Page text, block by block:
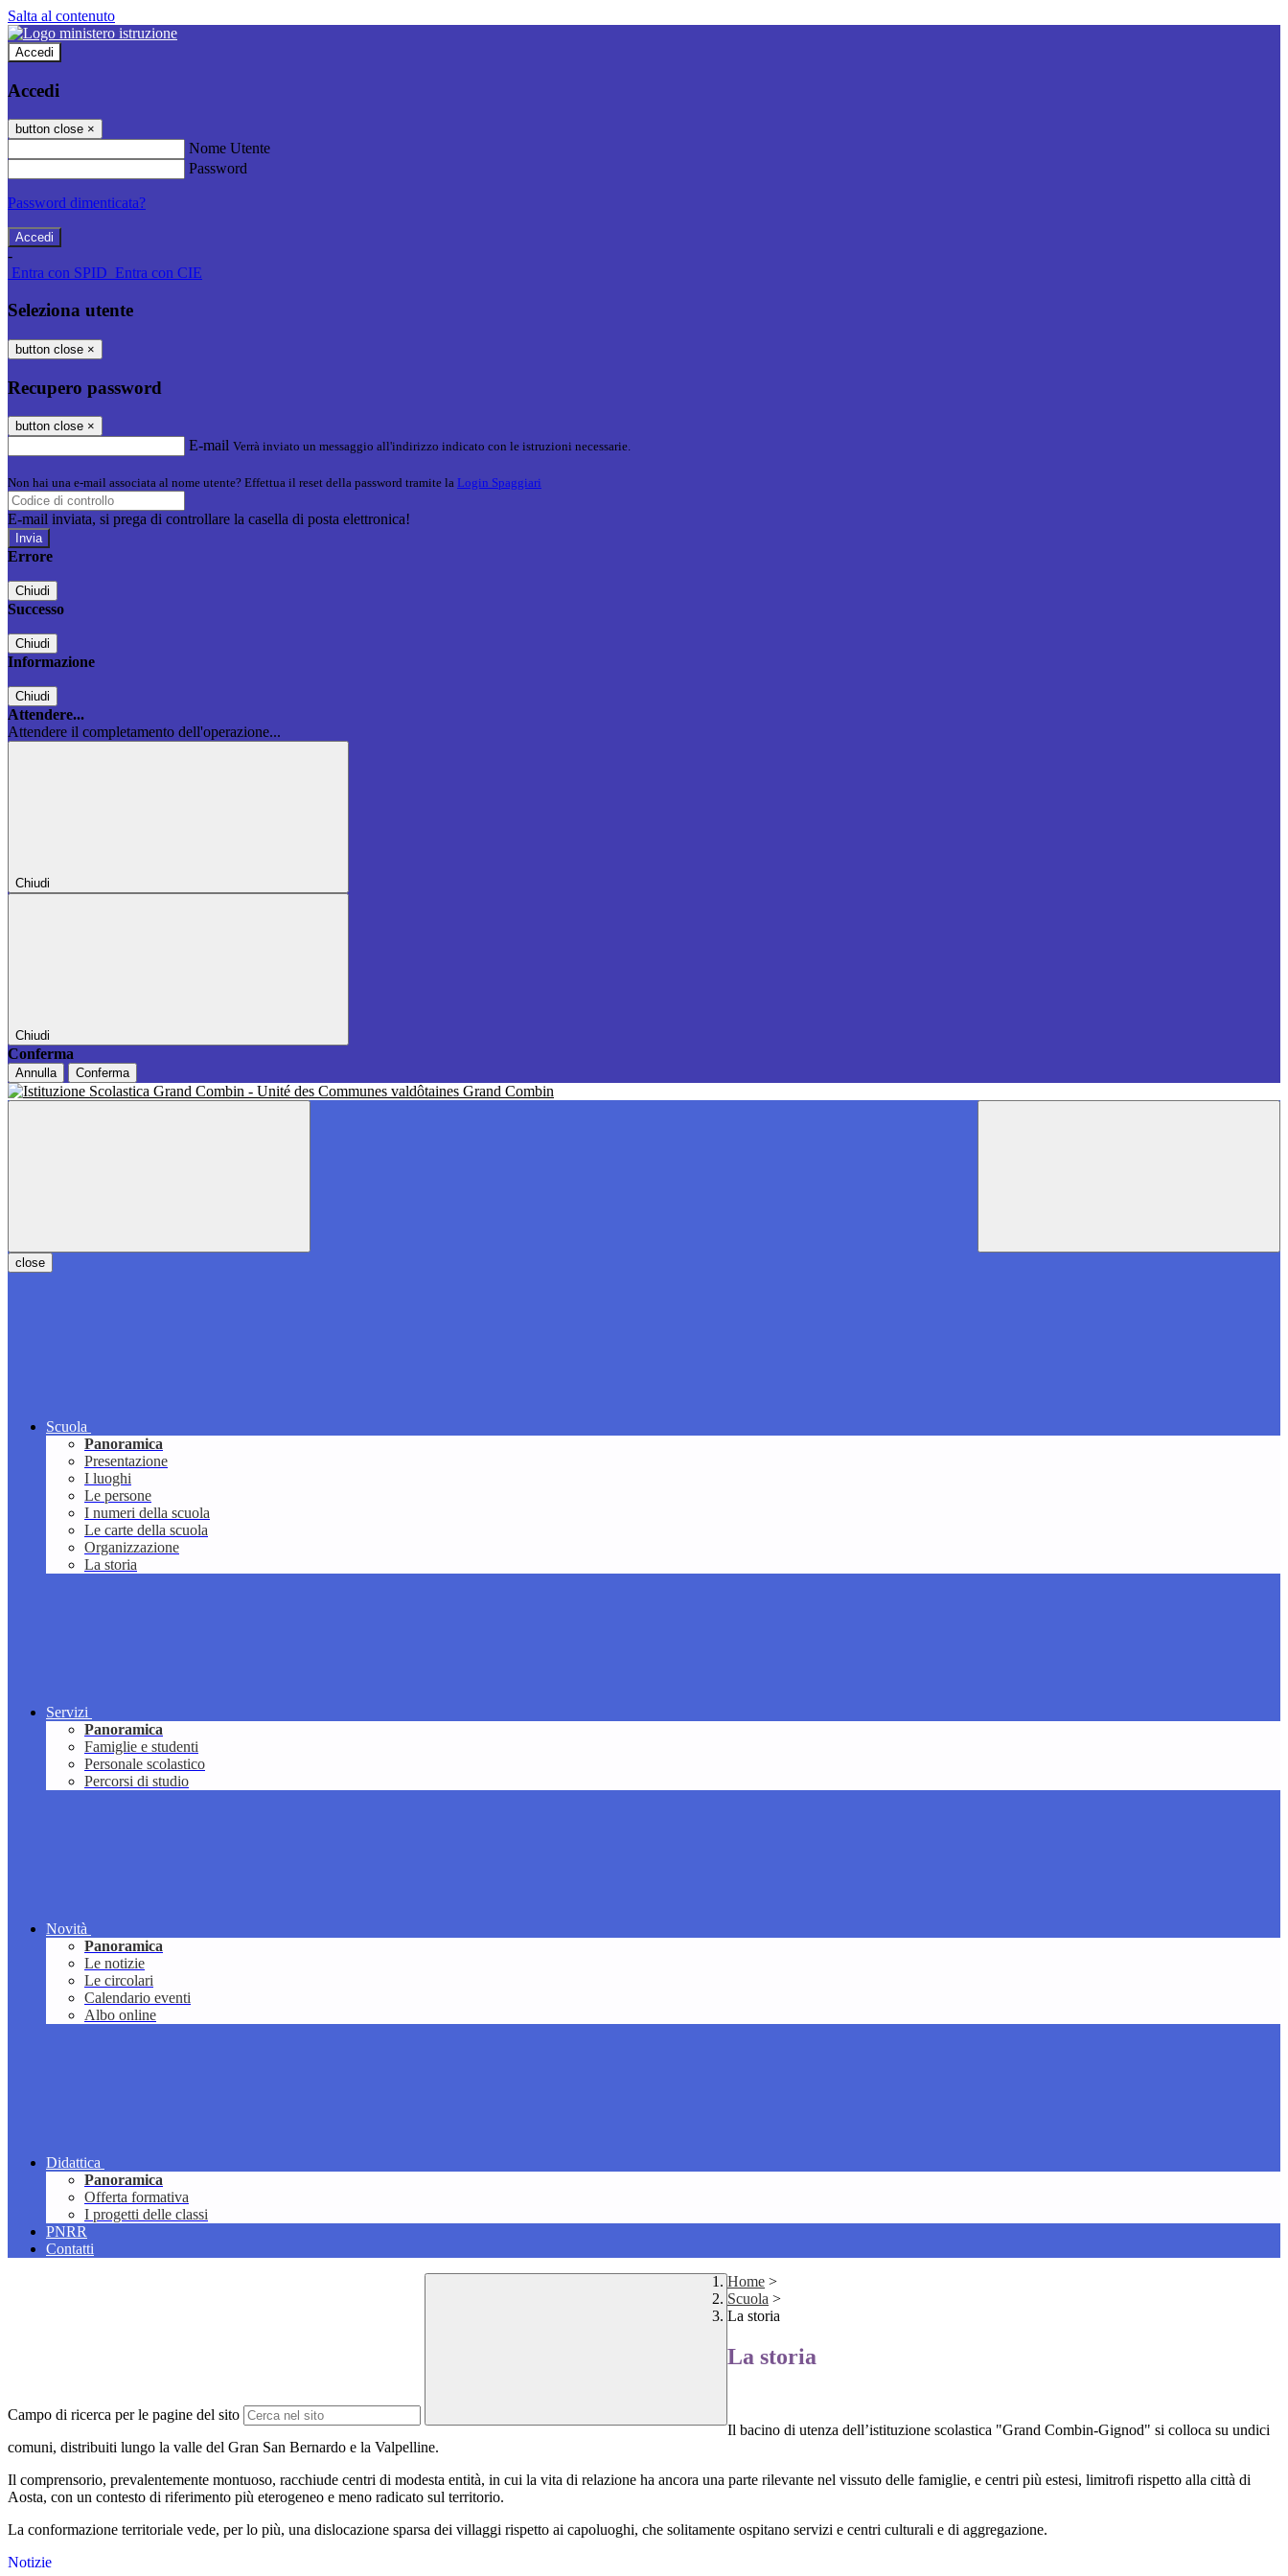
Salta al contenuto
Accedi
Accedi
button close ×
Nome Utente
Password
Password dimenticata?
-
Entra con SPID Entra con CIE
Seleziona utente
button close ×
Recupero password
button close ×
E-mail Verrà inviato un messaggio all'indirizzo indicato con le istruzioni necessarie.
Non hai una e-mail associata al nome utente? Effettua il reset della password tramite la Login Spaggiari
E-mail inviata, si prega di controllare la casella di posta elettronica!
Errore
Chiudi
Successo
Chiudi
Informazione
Chiudi
Attendere...
Attendere il completamento dell'operazione...
Chiudi
Chiudi
Conferma
Annulla Conferma
close
Scuola
Panoramica
Presentazione
I luoghi
Le persone
I numeri della scuola
Le carte della scuola
Organizzazione
La storia
Servizi
Panoramica
Famiglie e studenti
Personale scolastico
Percorsi di studio
Novità
Panoramica
Le notizie
Le circolari
Calendario eventi
Albo online
Didattica
Panoramica
Offerta formativa
I progetti delle classi
PNRR
Contatti
Campo di ricerca per le pagine del sito
Home >
Scuola >
La storia
La storia
Il bacino di utenza dell’istituzione scolastica "Grand Combin-Gignod" si colloca su undici
comuni, distribuiti lungo la valle del Gran San Bernardo e la Valpelline.
Il comprensorio, prevalentemente montuoso, racchiude centri di modesta entità, in cui la vita di relazione ha ancora una parte rilevante nel vissuto delle famiglie, e centri più estesi, limitrofi rispetto alla città di
Aosta, con un contesto di riferimento più eterogeneo e meno radicato sul territorio.
La conformazione territoriale vede, per lo più, una dislocazione sparsa dei villaggi rispetto ai capoluoghi, che solitamente ospitano servizi e centri culturali e di aggregazione.
Notizie